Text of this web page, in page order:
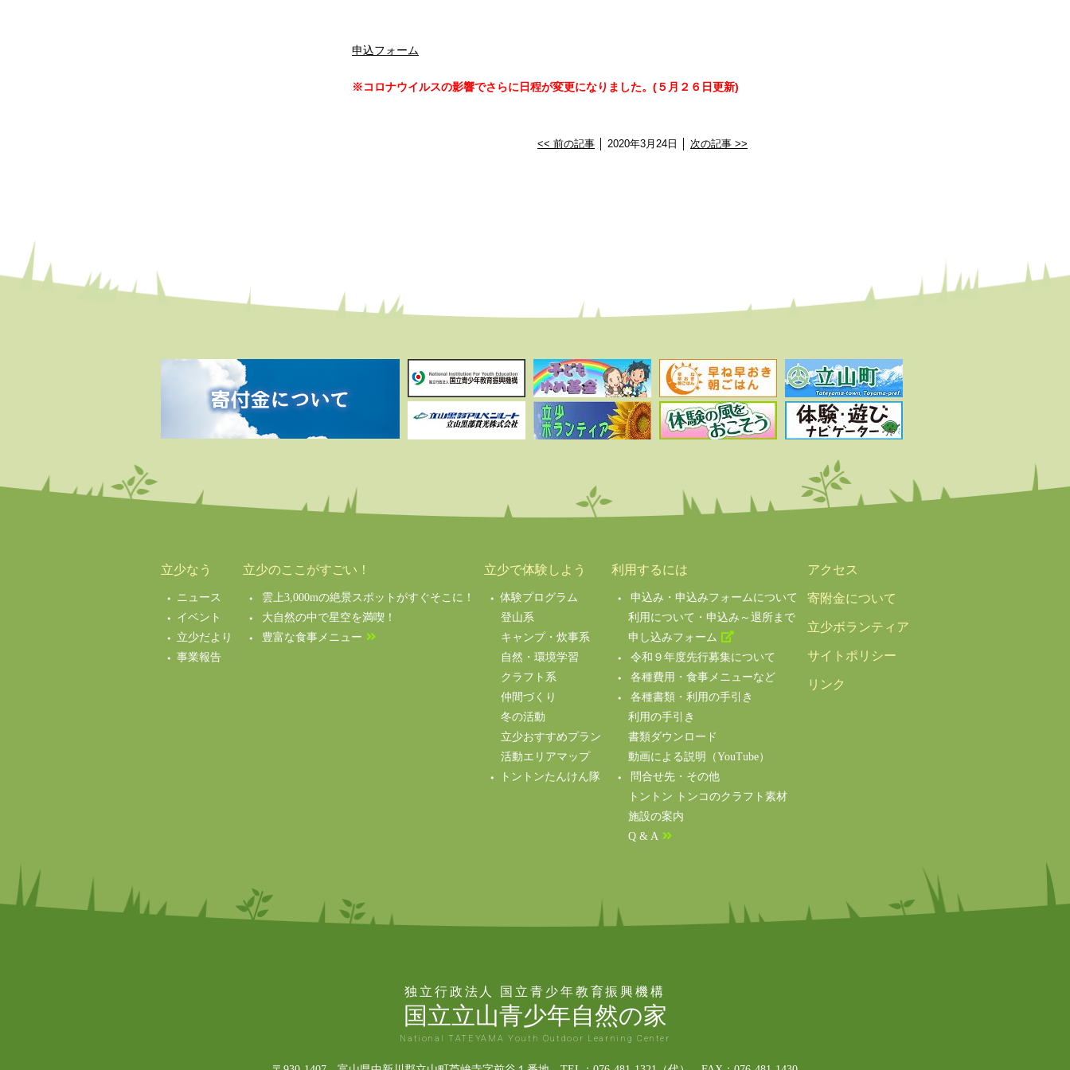
申込フォーム
※コロナウイルスの影響でさらに日程が変更になりました。(５月２６日更新)
<< 前の記事 │ 2020年3月24日 │ 次の記事 >>
立少なう
ニュース
イベント
立少だより
事業報告
立少のここがすごい！
雲上3,000mの絶景スポットがすぐそこに！
大自然の中で星空を満喫！
豊富な食事メニュー
立少で体験しよう
体験プログラム
登山系
キャンプ・炊事系
自然・環境学習
クラフト系
仲間づくり
冬の活動
立少おすすめプラン
活動エリアマップ
トントンたんけん隊
利用するには
申込み・申込みフォームについて
利用について・申込み～退所まで
申し込みフォーム
令和９年度先行募集について
各種費用・食事メニューなど
各種書類・利用の手引き
利用の手引き
書類ダウンロード
動画による説明（YouTube）
問合せ先・その他
トントン トンコのクラフト素材
施設の案内
Q & A
アクセス
寄附金について
立少ボランティア
サイトポリシー
リンク
独立行政法人 国立青少年教育振興機構
国立立山青少年自然の家
National TATEYAMA Youth Outdoor Learning Center